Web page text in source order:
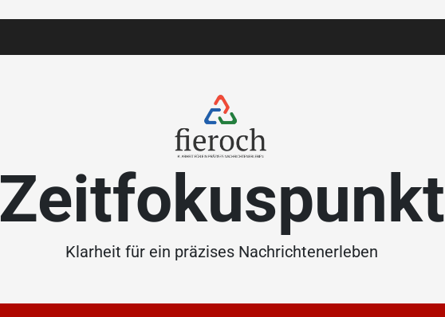
Zeitfokuspunkt
Klarheit für ein präzises Nachrichtenerleben